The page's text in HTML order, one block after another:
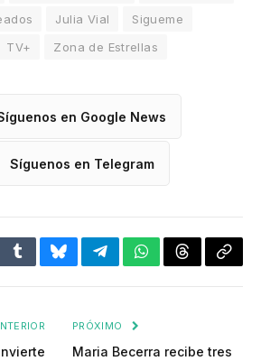
Julia Vial
Sigueme
TV+ Zona de Estrellas
en Google News
Síguenos en Telegram
TumblrBlueskyTelegramWhatsApp
Threads
PRÓXIMO
Maria Becerra recibe tres